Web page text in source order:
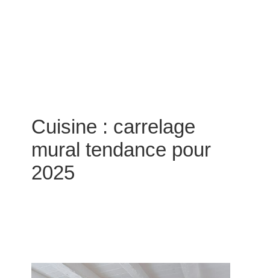
Cuisine : carrelage
mural tendance pour
2025